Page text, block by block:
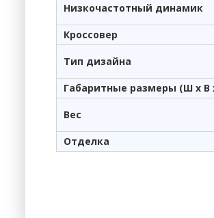
Низкочастотный динамик
Кроссовер
Тип дизайна
Габаритные размеры (Ш x В
Вес
Отделка